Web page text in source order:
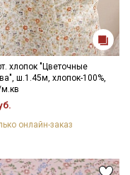
хлопок "Цветочные
ш.1.45м, хлопок-100%,
онлайн-заказ